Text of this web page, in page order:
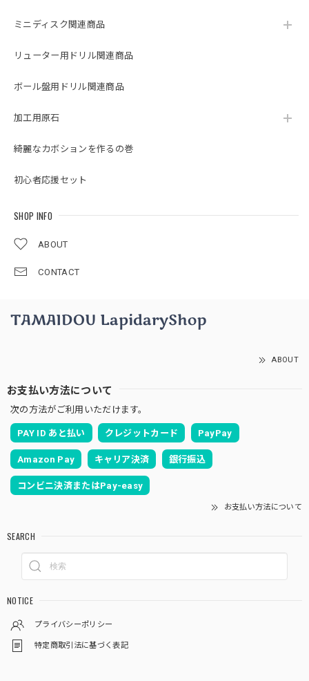
ミニディスク関連商品
リューター用ドリル関連商品
ボール盤用ドリル関連商品
加工用原石
綺麗なカボションを作るの巻
初心者応援セット
SHOP INFO
ABOUT
CONTACT
ABOUT
お支払い方法について
次の方法がご利用いただけます。
PAY ID あと払い クレジットカード PayPay
Amazon Pay キャリア決済 銀行振込
コンビニ決済またはPay-easy
お支払い方法について
SEARCH
NOTICE
プライバシーポリシー
特定商取引法に基づく表記